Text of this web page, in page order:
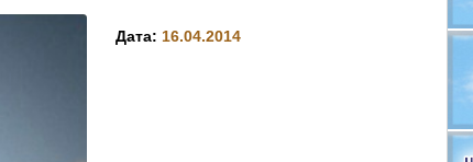
Дата: 16.04.2014